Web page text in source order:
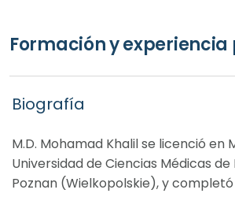
Formación y
Biografía
M.D. Mohamad Khalil se licenció en
Universidad de Ciencias Médicas de
Poznan (Wielkopolskie), y